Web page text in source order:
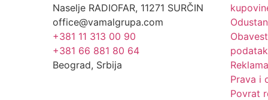
Naselje RADIOFAR, 11271 SURČIN
office@vamalgrupa.com
+381 11 313 00 90
+381 66 881 80 64
Beograd, Srbija
Prava i
Povrat